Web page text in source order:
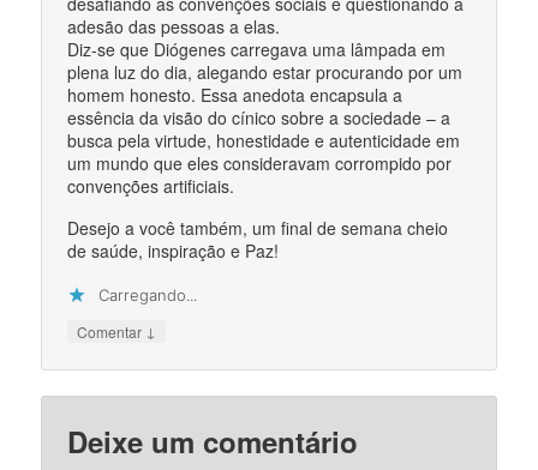
adesão das pessoas a elas.
Diz-se que Diógenes carregava uma lâmpada em
plena luz do dia, alegando estar procurando por um
homem honesto. Essa anedota encapsula a
essência da visão do cínico sobre a sociedade – a
busca pela virtude, honestidade e autenticidade em
um mundo que eles consideravam corrompido por
convenções artificiais.
Desejo a você também, um final de semana cheio
de saúde, inspiração e Paz!
Carregando...
Comentar ↓
Deixe um comentário